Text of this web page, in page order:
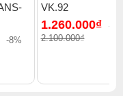
-8%
VK.92
1.260.000₫
-
2.100.000₫